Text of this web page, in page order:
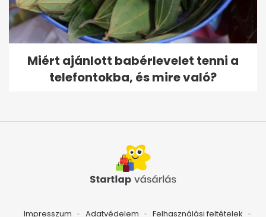
Miért ajánlott babérlevelet tenni a
telefontokba, és mire való?
Impresszum Adatvédelem Felhasználási feltételek